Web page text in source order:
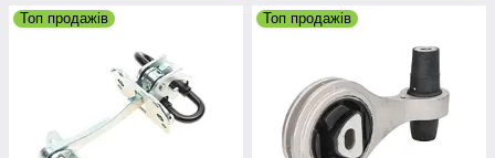
Топ продажів Топ продажів